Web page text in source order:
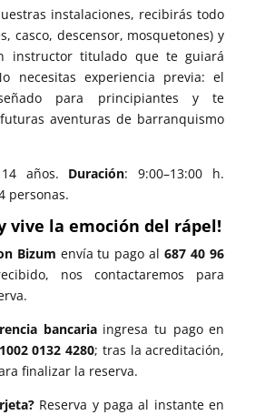
instalaciones, recibirás todo
casco, descensor, mosquetones) y
instructor titulado que te guiará
necesitas experiencia previa: el
para principiantes y te
aventuras de barranquismo
años. Duración: 9:00–13:00 h.
personas.
vive la emoción del rápel!
Bizum envía tu pago al687 40 96
nos contactaremos para
bancariaingresa tu pago en
0132 4280; tras la acreditación,
finalizar la reserva.
Reserva y paga al instante en